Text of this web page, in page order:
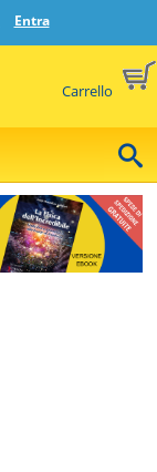
Entra
Carrello